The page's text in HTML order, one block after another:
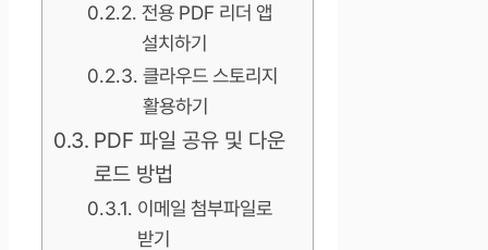
전용 PDF 리더 앱
설치하기
클라우드 스토리지
활용하기
PDF 파일 공유 및 다운
로드 방법
이메일 첨부파일로
받기